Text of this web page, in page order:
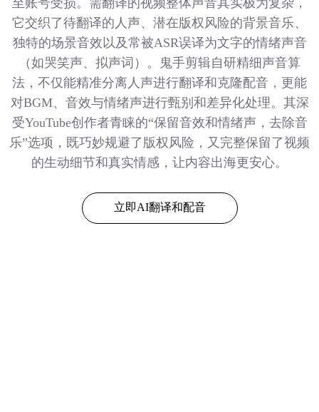
至账号受损。需翻译的视频整体声音其实极为复杂，
它交织了待翻译的人声、潜在版权风险的背景音乐、
独特的场景音效以及常被ASR误译为文字的情绪声音
（如哭笑声、拟声词）。鬼手剪辑自研精细声音算
法，不仅能精准分离人声进行翻译和克隆配音，更能
对BGM、音效与情绪声进行甄别和差异化处理。其深
受YouTube创作者青睐的“保留音效和情绪声，去除音
乐”选项，既巧妙规避了版权风险，又完整保留了视频
的生动细节和真实情感，让内容出海更安心。
立即AI翻译和配音